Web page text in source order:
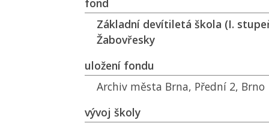
fond
Základní devítiletá škola (I.
Žabovřesky
uložení fondu
Archiv města Brna, Přední 2, Brno
vývoj školy